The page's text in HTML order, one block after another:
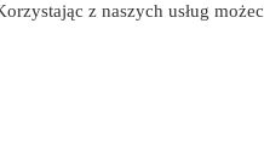
z naszych usług